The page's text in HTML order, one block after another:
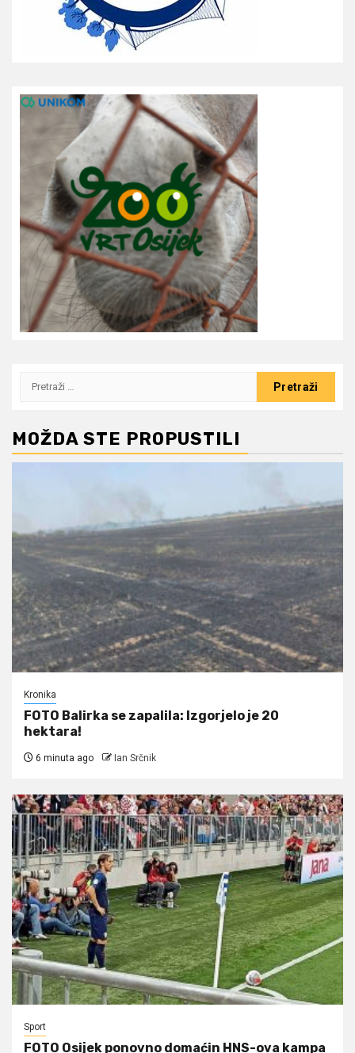
Pretraži:
MOŽDA STE PROPUSTILI
Kronika
FOTO Balirka se zapalila: Izgorjelo je 20
hektara!
6 minuta ago Ian Srčnik
Sport
FOTO Osijek ponovno domaćin HNS-ova kampa